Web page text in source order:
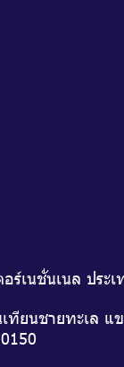
ร์เนชั่นเนล ประ
ทียนชายทะเล แ